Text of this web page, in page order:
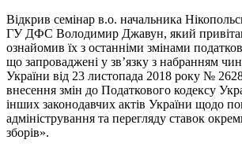
Відкрив семінар в.о. начальника
ГУ ДФС Володимир Джавун, який
ознайомив їх з останніми змінами
що запроваджені у зв’язку з набранням
України від 23 листопада 2018 року №
внесення змін до Податкового кодексу
інших законодавчих актів України щодо
адміністрування та перегляду ставок
зборів».